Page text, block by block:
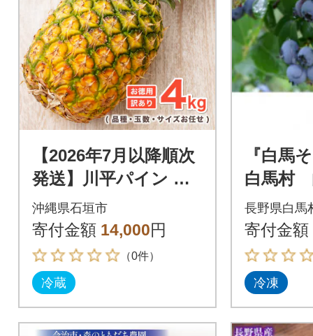
【2026年7月以降順次
発送】川平パイン お
徳用訳あり4kg ( 品
種・玉数・サイズお任
せ )
沖縄県石垣市
寄付金額 14,000円
（0件）
冷蔵
『白馬
白馬村
ルーベ
認証】
長野県白馬
寄付金額
冷凍